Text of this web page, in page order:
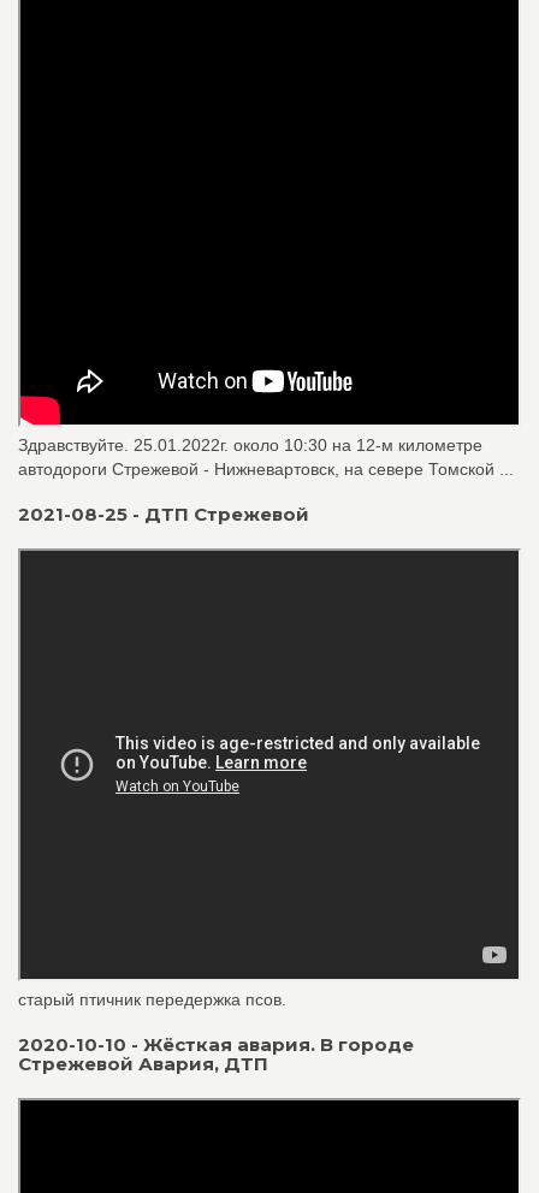
Здравствуйте. 25.01.2022г. около 10:30 на 12-м километре
автодороги Стрежевой - Нижневартовск, на севере Томской ...
2021-08-25 - ДТП Стрежевой
старый птичник передержка псов.
2020-10-10 - Жёсткая авария. В городе
Стрежевой Авария, ДТП